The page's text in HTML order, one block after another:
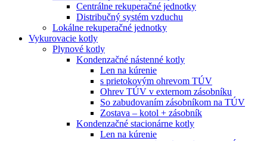
Centrálne rekuperačné jednotky
Distribučný systém vzduchu
Lokálne rekuperačné jednotky
Vykurovacie kotly
Plynové kotly
Kondenzačné nástenné kotly
Len na kúrenie
s prietokovým ohrevom TÚV
Ohrev TÚV v externom zásobníku
So zabudovaním zásobníkom na TÚV
Zostava – kotol + zásobník
Kondenzačné stacionárne kotly
Len na kúrenie